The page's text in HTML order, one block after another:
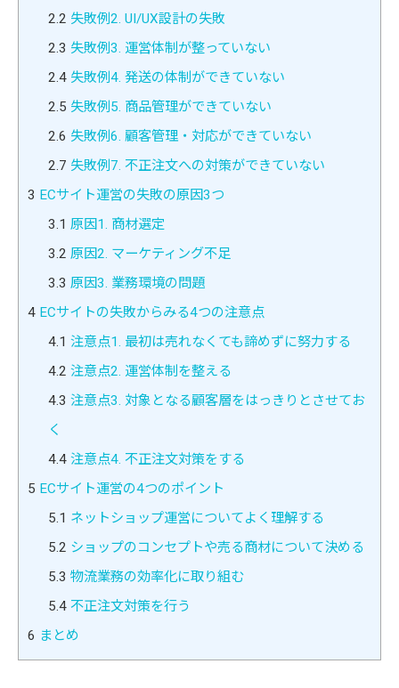
2.2 失敗例2. UI/UX設計の失敗
2.3 失敗例3. 運営体制が整っていない
2.4失敗例4. 発送の体制ができていない
2.5 失敗例5. 商品管理ができていない
2.6 失敗例6. 顧客管理・対応ができていない
2.7 失敗例7. 不正注文への対策ができていない
3 ECサイト運営の失敗の原因3つ
3.1 原因1. 商材選定
3.2 原因2. マーケティング不足
3.3 原因3. 業務環境の問題
4 ECサイトの失敗からみる4つの注意点
4.1 注意点1. 最初は売れなくても諦めずに努力する
4.2 注意点2. 運営体制を整える
4.3 注意点3. 対象となる顧客層をはっきりとさせてお
く
4.4注意点4. 不正注文対策をする
5 ECサイト運営の4つのポイント
5.1 ネットショップ運営についてよく理解する
5.2 ショップのコンセプトや売る商材について決める
5.3 物流業務の効率化に取り組む
5.4不正注文対策を行う
6 まとめ